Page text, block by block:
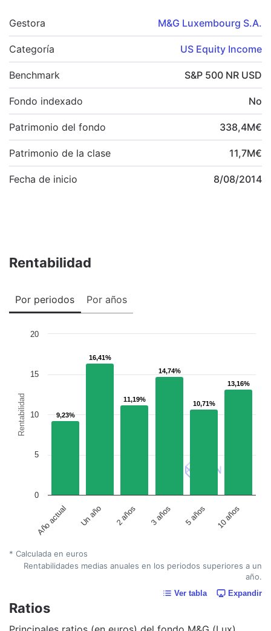
Gestora M&G Luxembourg S.A.
Categoría US Equity Income
Benchmark S&P 500 NR USD
Fondo indexado No
Patrimonio del fondo 338,4M€
Patrimonio de la clase 11,7M€
Fecha de inicio 8/08/2014
Rentabilidad
Por periodos Por años
Rentabilidad 9,23%
9,23%
16,41%
16,41%
11,19%
11,19%
14,74%
14,74%
10,71%
10,71%
13,16%
13,16%
Año actual Un año 2 años 3 años 5 años 10 años
0
5
10
15
20
* Calculada en euros
Rentabilidades medias anuales en los periodos superiores a un
año.
Ver tabla Expandir
Ratios